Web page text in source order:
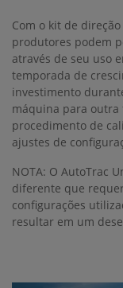
Com o kit de
produtores podem
através de seu uso
temporada de
investimento
máquina para outra
procedimento de
ajustes de
NOTA: O AutoTrac
diferente que
configurações
resultar em um